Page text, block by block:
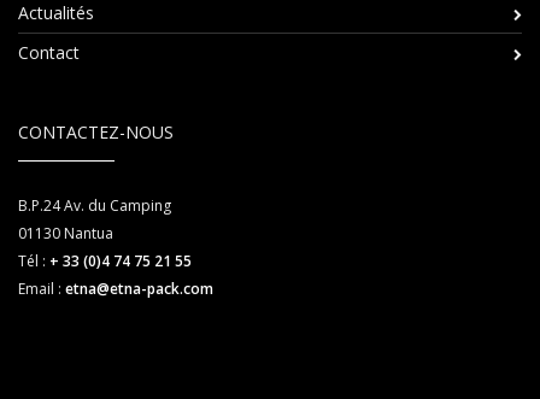
Actualités
Contact
CONTACTEZ-NOUS
B.P.24 Av. du Camping
01130 Nantua
Tél : + 33 (0)4 74 75 21 55
Email : etna@etna-pack.com